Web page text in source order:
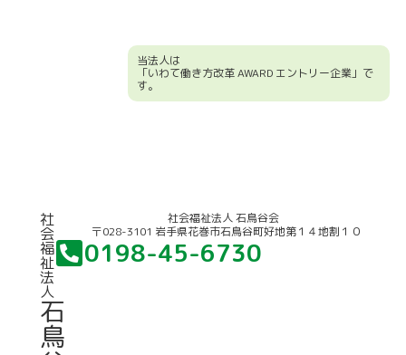
当法人は
「いわて働き方改革 AWARD エントリー企業」で
す。
社
会
福
祉
法
人
石
鳥
社会福祉法人 石鳥谷会
〒028-3101 岩手県花巻市石鳥谷町好地第１４地割１０
0198-45-6730